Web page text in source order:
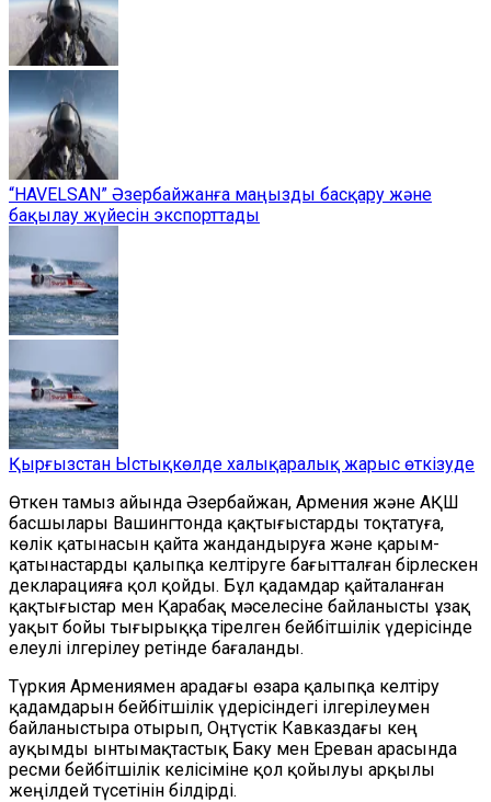
“HAVELSAN” Әзербайжанға маңызды басқару және
бақылау жүйесін экспорттады
Қырғызстан Ыстықкөлде халықаралық жарыс өткізуде
Өткен тамыз айында Әзербайжан, Армения және АҚШ
басшылары Вашингтонда қақтығыстарды тоқтатуға,
көлік қатынасын қайта жандандыруға және қарым-
қатынастарды қалыпқа келтіруге бағытталған бірлескен
декларацияға қол қойды. Бұл қадамдар қайталанған
қақтығыстар мен Қарабақ мәселесіне байланысты ұзақ
уақыт бойы тығырыққа тірелген бейбітшілік үдерісінде
елеулі ілгерілеу ретінде бағаланды.
Түркия Армениямен арадағы өзара қалыпқа келтіру
қадамдарын бейбітшілік үдерісіндегі ілгерілеумен
байланыстыра отырып, Оңтүстік Кавказдағы кең
ауқымды ынтымақтастық Баку мен Ереван арасында
ресми бейбітшілік келісіміне қол қойылуы арқылы
жеңілдей түсетінін білдірді.